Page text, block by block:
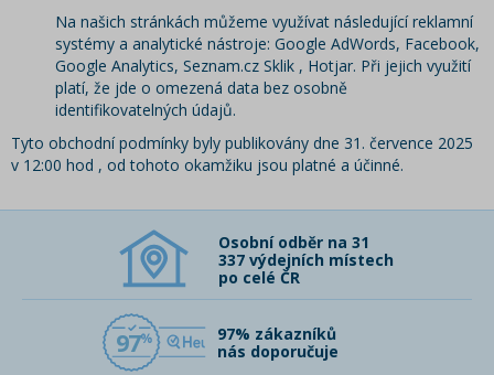
Na našich stránkách můžeme využívat následující reklamní
systémy a analytické nástroje: Google AdWords, Facebook,
Google Analytics, Seznam.cz Sklik , Hotjar. Při jejich využití
platí, že jde o omezená data bez osobně
identifikovatelných údajů.
Tyto obchodní podmínky byly publikovány dne 31. července 2025
v 12:00 hod , od tohoto okamžiku jsou platné a účinné.
Osobní odběr na 31
337 výdejních místech
po celé ČR
97
97% zákazníků
nás doporučuje